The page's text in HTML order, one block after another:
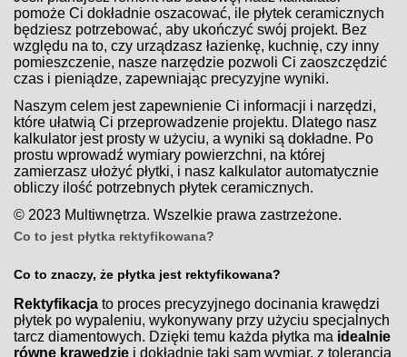
pomoże Ci dokładnie oszacować, ile płytek ceramicznych
będziesz potrzebować, aby ukończyć swój projekt. Bez
względu na to, czy urządzasz łazienkę, kuchnię, czy inny
pomieszczenie, nasze narzędzie pozwoli Ci zaoszczędzić
czas i pieniądze, zapewniając precyzyjne wyniki.
Naszym celem jest zapewnienie Ci informacji i narzędzi,
które ułatwią Ci przeprowadzenie projektu. Dlatego nasz
kalkulator jest prosty w użyciu, a wyniki są dokładne. Po
prostu wprowadź wymiary powierzchni, na której
zamierzasz ułożyć płytki, i nasz kalkulator automatycznie
obliczy ilość potrzebnych płytek ceramicznych.
© 2023 Multiwnętrza. Wszelkie prawa zastrzeżone.
Co to jest płytka rektyfikowana?
Co to znaczy, że płytka jest rektyfikowana?
Rektyfikacja to proces precyzyjnego docinania krawędzi
płytek po wypaleniu, wykonywany przy użyciu specjalnych
tarcz diamentowych. Dzięki temu każda płytka ma idealnie
równe krawędzie i dokładnie taki sam wymiar, z tolerancją